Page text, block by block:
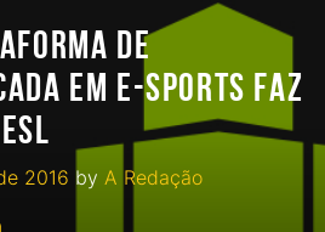
DE
EM E-SPORTS FAZ
2016 by A Redação